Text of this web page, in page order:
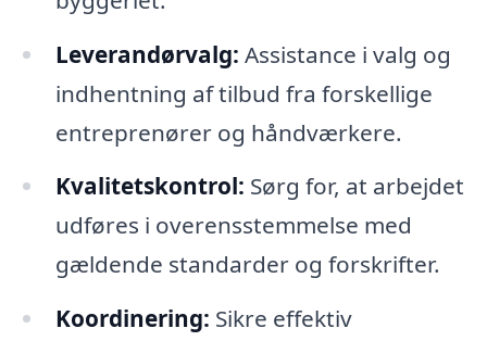
Leverandørvalg: Assistance i valg og
indhentning af tilbud fra forskellige
entreprenører og håndværkere.
Kvalitetskontrol: Sørg for, at arbejdet
udføres i overensstemmelse med
gældende standarder og forskrifter.
Koordinering: Sikre effektiv